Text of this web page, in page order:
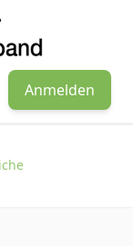
Anmelden